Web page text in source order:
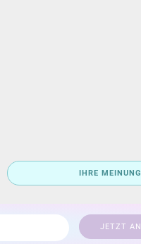
IHRE MEINUNG